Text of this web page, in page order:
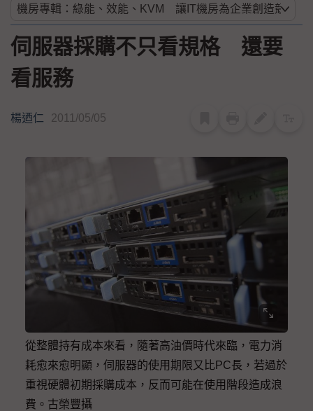
伺服器採購不只看規格 還要
看服務
楊迺仁 2011/05/05
從整體持有成本來看，隨著高油價時代來臨，電力消
耗愈來愈明顯，伺服器的使用期限又比PC長，若過於
重視硬體初期採購成本，反而可能在使用階段造成浪
費。古榮豐攝